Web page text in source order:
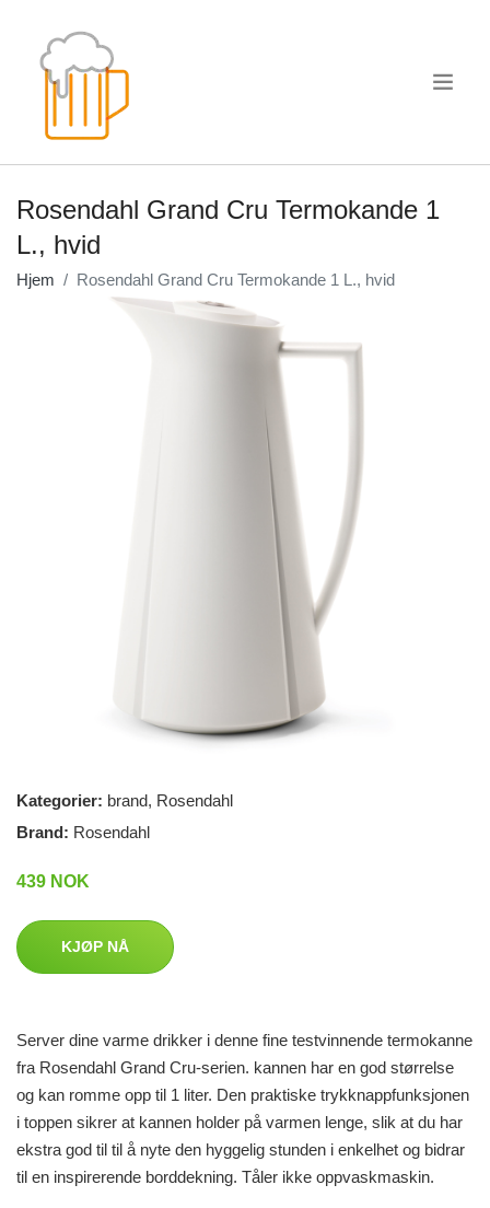
Rosendahl Grand Cru Termokande 1
L., hvid
Hjem Rosendahl Grand Cru Termokande 1 L., hvid
Kategorier: brand, Rosendahl
Brand: Rosendahl
439 NOK
KJØP NÅ
Server dine varme drikker i denne fine testvinnende termokanne
fra Rosendahl Grand Cru-serien. kannen har en god størrelse
og kan romme opp til 1 liter. Den praktiske trykknappfunksjonen
i toppen sikrer at kannen holder på varmen lenge, slik at du har
ekstra god til til å nyte den hyggelig stunden i enkelhet og bidrar
til en inspirerende borddekning. Tåler ikke oppvaskmaskin.